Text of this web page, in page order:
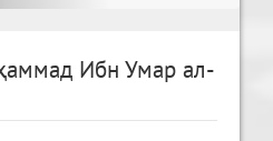
Ибн Умар ал-